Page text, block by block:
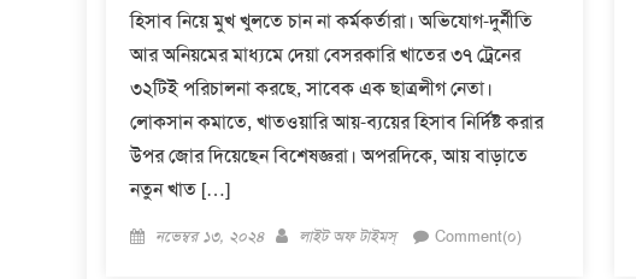
হিসাব নিয়ে মুখ খুলতে চান না কর্মকর্তারা। অভিযোগ-দুর্নীতি
আর অনিয়মের মাধ্যমে দেয়া বেসরকারি খাতের ৩৭ ট্রেনের
৩২টিই পরিচালনা করছে, সাবেক এক ছাত্রলীগ নেতা।
লোকসান কমাতে, খাতওয়ারি আয়-ব্যয়ের হিসাব নির্দিষ্ট করার
উপর জোর দিয়েছেন বিশেষজ্ঞরা। অপরদিকে, আয় বাড়াতে
নতুন খাত […]
Posted
নভেম্বর ১৩, ২০২৪ Author
লাইট অফ টাইমস্ Comment(০)